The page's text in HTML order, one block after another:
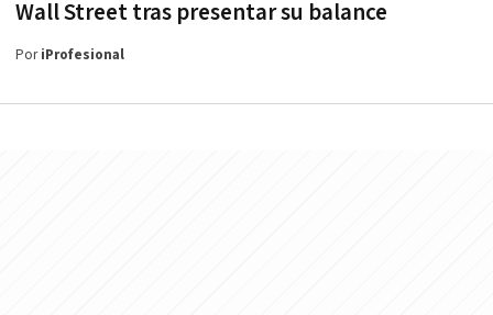
Wall Street tras presentar su balance
PoriProfesional